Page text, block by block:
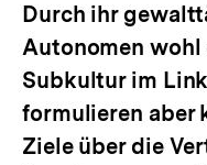
Durch ihr
Autonomen
Subkultur im
formulieren aber
Ziele über die